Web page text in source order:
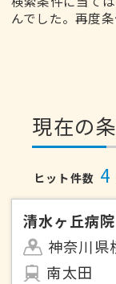
んでした。再度
現在の
ヒット件数 4
清水ヶ丘病院
神奈川県
南太田